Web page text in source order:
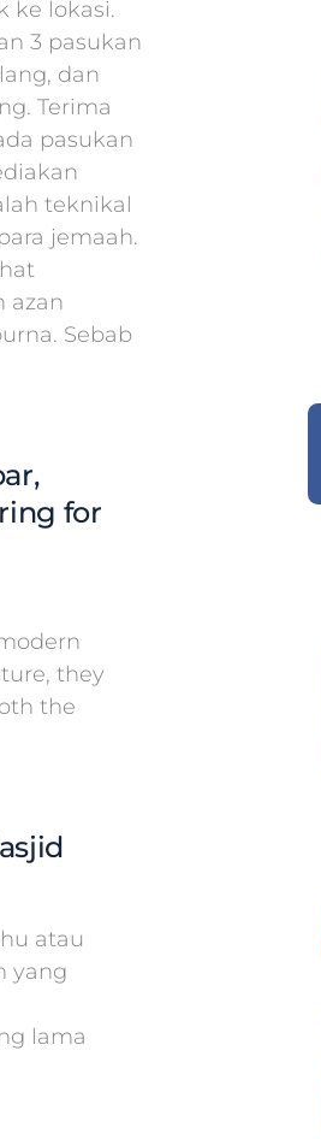
ke lokasi.
3 pasukan
dan
Terima
pasukan
teknikal
jemaah.
azan
Sebab
for
they
the
atau
yang
lama